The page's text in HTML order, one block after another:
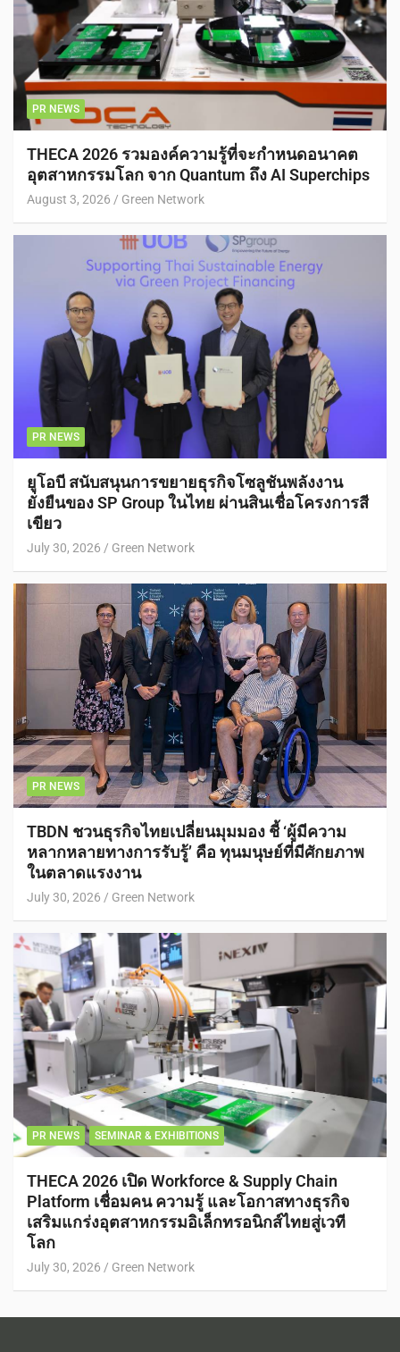
PR NEWS
THECA 2026 รวมองค์ความรู้ที่จะกำหนดอนาคต
อุตสาหกรรมโลก จาก Quantum ถึง AI Superchips
August 3, 2026 Green Network
PR NEWS
ยูโอบี สนับสนุนการขยายธุรกิจโซลูชันพลังงาน
ยั่งยืนของ SP Group ในไทย ผ่านสินเชื่อโครงการสี
เขียว
July 30, 2026 Green Network
PR NEWS
TBDN ชวนธุรกิจไทยเปลี่ยนมุมมอง ชี้ ‘ผู้มีความ
หลากหลายทางการรับรู้’ คือ ทุนมนุษย์ที่มีศักยภาพ
ในตลาดแรงงาน
July 30, 2026 Green Network
PR NEWS SEMINAR & EXHIBITIONS
THECA 2026 เปิด Workforce & Supply Chain
Platform เชื่อมคน ความรู้ และโอกาสทางธุรกิจ
เสริมแกร่งอุตสาหกรรมอิเล็กทรอนิกส์ไทยสู่เวที
โลก
July 30, 2026 Green Network